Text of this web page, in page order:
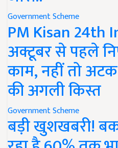
Government Scheme
PM Kisan 24th
अक्टूबर से पहले
काम, नहीं तो
की अगली किस्त
Government Scheme
बड़ी खुशखबरी!